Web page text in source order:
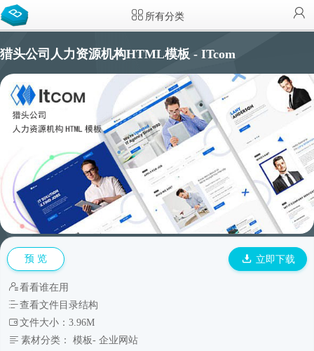
所有分类
猎头公司人力资源机构HTML模板 - ITcom
预 览 立即下载
看看谁在用
查看文件目录结构
文件大小：3.96M
素材分类： 模板- 企业网站